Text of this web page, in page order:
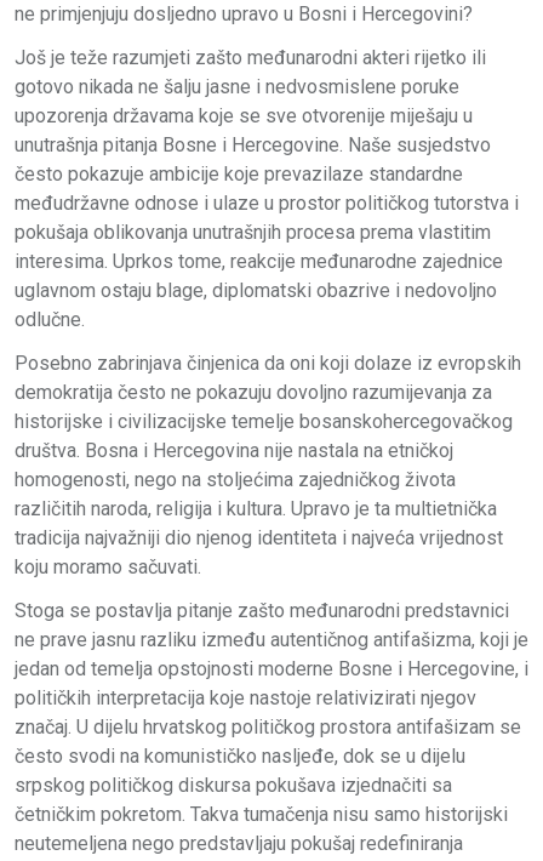
ne primjenjuju dosljedno upravo u Bosni i Hercegovini?
Još je teže razumjeti zašto međunarodni akteri rijetko ili
gotovo nikada ne šalju jasne i nedvosmislene poruke
upozorenja državama koje se sve otvorenije miješaju u
unutrašnja pitanja Bosne i Hercegovine. Naše susjedstvo
često pokazuje ambicije koje prevazilaze standardne
međudržavne odnose i ulaze u prostor političkog tutorstva i
pokušaja oblikovanja unutrašnjih procesa prema vlastitim
interesima. Uprkos tome, reakcije međunarodne zajednice
uglavnom ostaju blage, diplomatski obazrive i nedovoljno
odlučne.
Posebno zabrinjava činjenica da oni koji dolaze iz evropskih
demokratija često ne pokazuju dovoljno razumijevanja za
historijske i civilizacijske temelje bosanskohercegovačkog
društva. Bosna i Hercegovina nije nastala na etničkoj
homogenosti, nego na stoljećima zajedničkog života
različitih naroda, religija i kultura. Upravo je ta multietnička
tradicija najvažniji dio njenog identiteta i najveća vrijednost
koju moramo sačuvati.
Stoga se postavlja pitanje zašto međunarodni predstavnici
ne prave jasnu razliku između autentičnog antifašizma, koji je
jedan od temelja opstojnosti moderne Bosne i Hercegovine, i
političkih interpretacija koje nastoje relativizirati njegov
značaj. U dijelu hrvatskog političkog prostora antifašizam se
često svodi na komunističko nasljeđe, dok se u dijelu
srpskog političkog diskursa pokušava izjednačiti sa
četničkim pokretom. Takva tumačenja nisu samo historijski
neutemeljena nego predstavljaju pokušaj redefiniranja